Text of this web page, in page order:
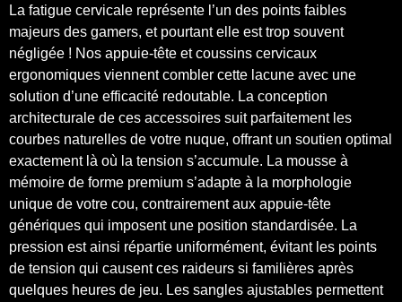
La fatigue cervicale représente l’un des points faibles
majeurs des gamers, et pourtant elle est trop souvent
négligée ! Nos appuie-tête et coussins cervicaux
ergonomiques viennent combler cette lacune avec une
solution d’une efficacité redoutable. La conception
architecturale de ces accessoires suit parfaitement les
courbes naturelles de votre nuque, offrant un soutien optimal
exactement là où la tension s’accumule. La mousse à
mémoire de forme premium s’adapte à la morphologie
unique de votre cou, contrairement aux appuie-tête
génériques qui imposent une position standardisée. La
pression est ainsi répartie uniformément, évitant les points
de tension qui causent ces raideurs si familières après
quelques heures de jeu. Les sangles ajustables permettent